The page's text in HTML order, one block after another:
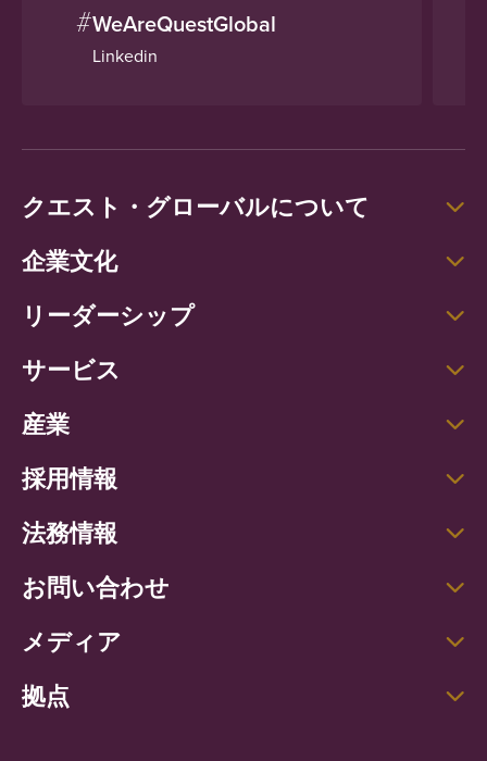
#WeAreQuestGlobal
Linkedin
クエスト・グローバルについて
企業文化
リーダーシップ
サービス
産業
採用情報
法務情報
お問い合わせ
メディア
拠点